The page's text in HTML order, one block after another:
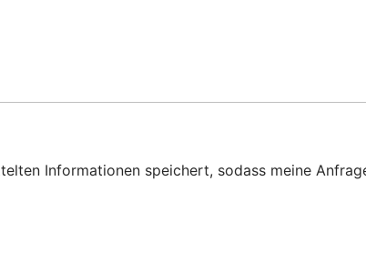
Informationen speichert, sodass meine